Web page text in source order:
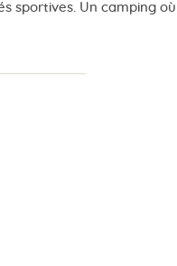
sportives. Un camping